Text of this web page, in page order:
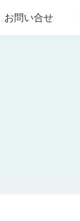
お問い合せ